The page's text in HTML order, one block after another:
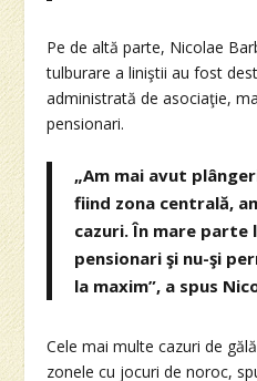
Pe de altă parte, Nicolae
tulburare a liniştii au fost
administrată de asociaţie,
pensionari.
„Am mai avut
fiind zona centrală,
cazuri. În mare parte
pensionari şi nu-şi
la maxim”, a spus
Cele mai multe cazuri de
zonele cu jocuri de noroc,